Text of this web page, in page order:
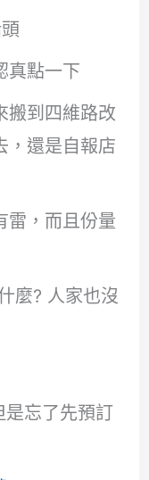
真點一下
搬到四維路改
，還是自報店
雷，而且份量
麼? 人家也沒
是忘了先預訂